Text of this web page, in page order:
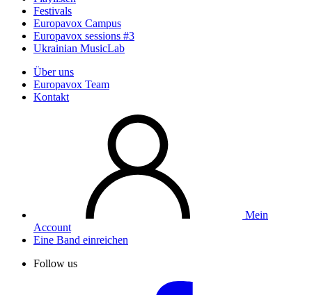
Festivals
Europavox Campus
Europavox sessions #3
Ukrainian MusicLab
Über uns
Europavox Team
Kontakt
Mein
Account
Eine Band einreichen
Follow us